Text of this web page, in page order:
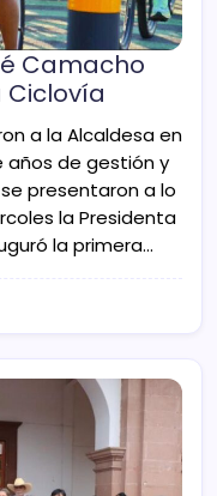
Camacho
Ciclovía
a la Alcaldesa en
años de gestión y
presentaron a lo
la Presidenta
la primera…